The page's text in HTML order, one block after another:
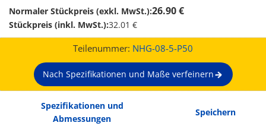
Normaler Stückpreis (exkl. MwSt.):26.90 €
Stückpreis (inkl. MwSt.):32.01 €
Teilenummer: NHG-08-5-P50
Nach Spezifikationen und Maße verfeinern
Spezifikationen und
Abmessungen
Speichern